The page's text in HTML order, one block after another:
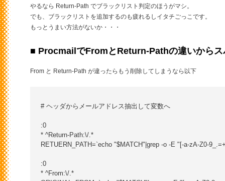
やるなら Return-Path でブラックリスト判定のほうがマシ。
でも、ブラックリストを追加するのも疲れるしイタチごっこです。
もっとうまい方法がないか・・・
■ ProcmailでFromとReturn-Pathの違いからス
From と Return-Path が違ったらもう削除してしまうなら以下
# ヘッダからメールアドレス抽出して変数へ
:0
* ^Return-Path:\/.*
RETUERN_PATH=`echo "$MATCH"|grep -o -E "[-a-zA-Z0-
:0
* ^From:\/.*